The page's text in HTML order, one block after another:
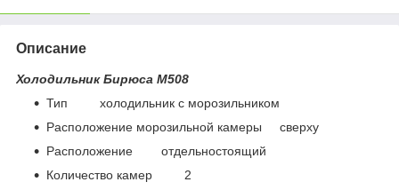
Описание
Холодильник Бирюса M508
Тип холодильник с морозильником
Расположение морозильной камеры сверху
Расположение отдельностоящий
Количество камер 2